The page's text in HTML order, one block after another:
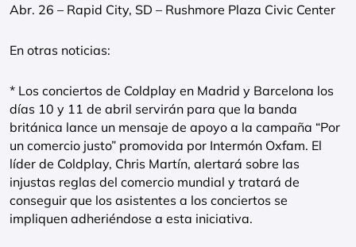
Abr. 26 – Rapid City, SD – Rushmore Plaza Civic Center
En otras noticias:
* Los conciertos de Coldplay en Madrid y Barcelona los
días 10 y 11 de abril servirán para que la banda
británica lance un mensaje de apoyo a la campaña “Por
un comercio justo” promovida por Intermón Oxfam. El
líder de Coldplay, Chris Martín, alertará sobre las
injustas reglas del comercio mundial y tratará de
conseguir que los asistentes a los conciertos se
impliquen adheriéndose a esta iniciativa.